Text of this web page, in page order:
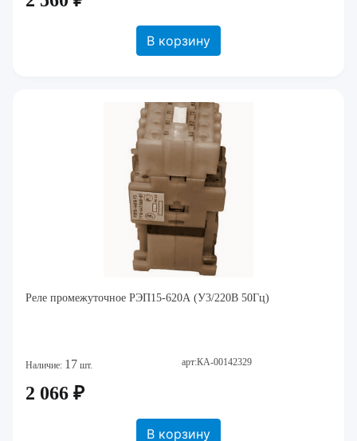
В корзину
Реле промежуточное РЭП15-620А (У3/220В 50Гц)
Наличие: 17 шт. арт:КА-00142329
2 066 ₽
В корзину